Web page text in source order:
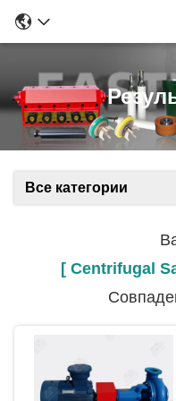
Все категории
[ Centrifugal